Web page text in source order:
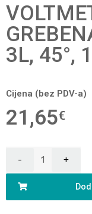
3L, 45°,
Cijena (bez PDV-a)
21,65€